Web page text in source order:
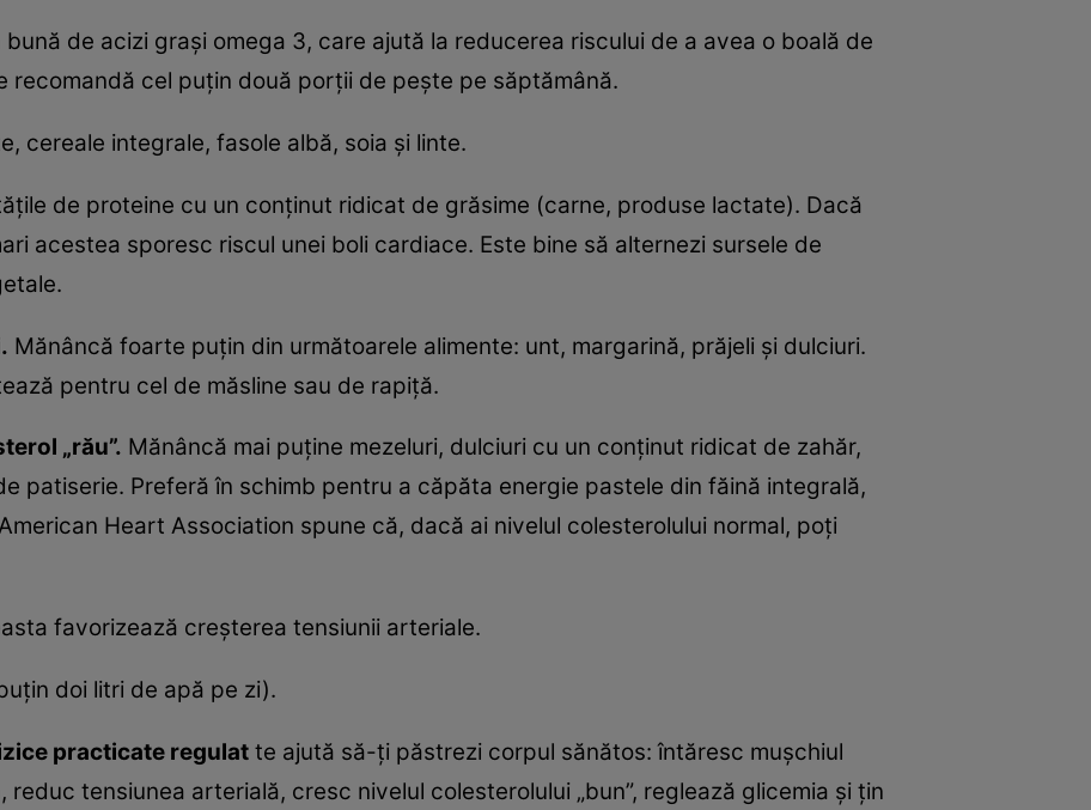
bună de acizi graşi omega 3, care ajută la reducerea riscului de a avea o boală de
recomandă cel puţin două porţii de peşte pe săptămână.
cereale integrale, fasole albă, soia şi linte.
de proteine cu un conţinut ridicat de grăsime (carne, produse lactate). Dacă
acestea sporesc riscul unei boli cardiace. Este bine să alternezi sursele de
Mănâncă foarte puţin din următoarele alimente: unt, margarină, prăjeli şi dulciuri.
pentru cel de măsline sau de rapiţă.
„rău”. Mănâncă mai puţine mezeluri, dulciuri cu un conţinut ridicat de zahăr,
patiserie. Preferă în schimb pentru a căpăta energie pastele din făină integrală,
Heart Association spune că, dacă ai nivelul colesterolului normal, poţi
favorizează creşterea tensiunii arteriale.
doi litri de apă pe zi).
practicate regulat te ajută să-ţi păstrezi corpul sănătos: întăresc muşchiul
tensiunea arterială, cresc nivelul colesterolului „bun”, reglează glicemia şi ţin